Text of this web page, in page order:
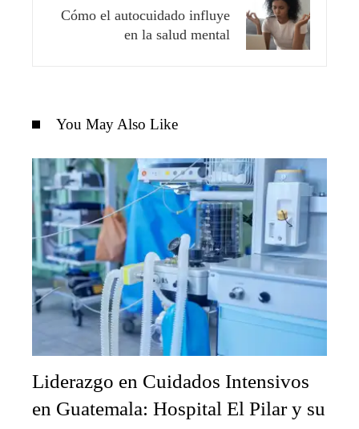
Cómo el autocuidado influye
en la salud mental
You May Also Like
Liderazgo en Cuidados Intensivos
en Guatemala: Hospital El Pilar y su